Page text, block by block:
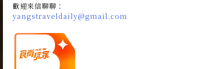
歡迎來信聊聊：
yangstraveldaily@gmail.com